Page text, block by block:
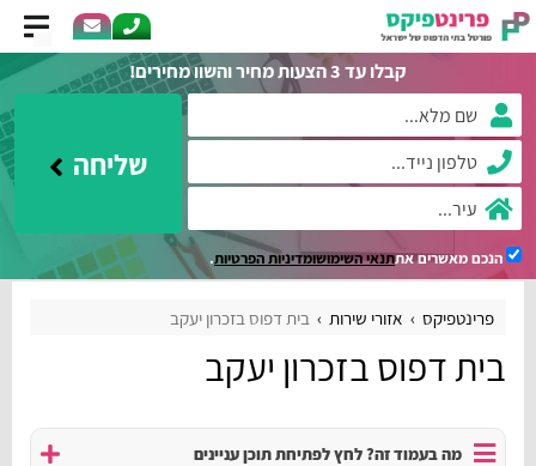
קבלו עד 3 הצעות מחיר והשוו מחירים!
שליחה
הנכם מאשרים אתתנאי השימושומדיניות הפרטיות.
פרינטפיקס אזורי שירות בית דפוס בזכרון יעקב
בית דפוס בזכרון יעקב
מה בעמוד זה? לחץ לפתיחת תוכן עניינים